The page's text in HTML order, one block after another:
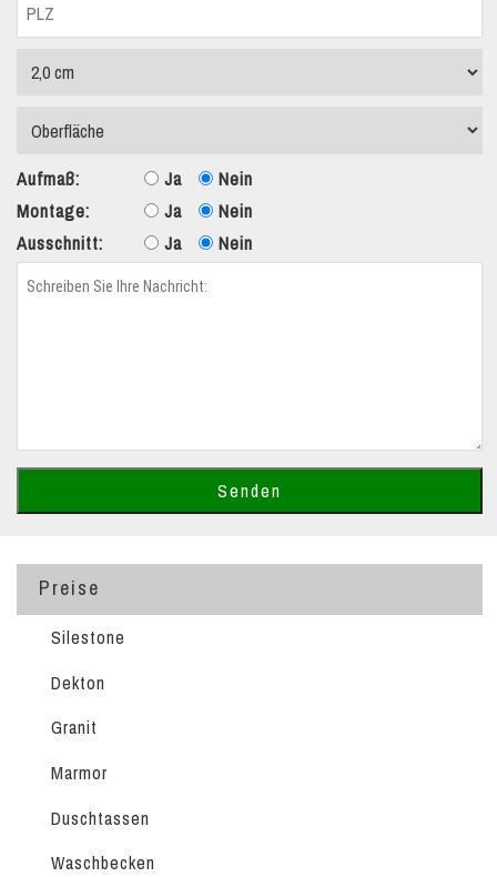
Aufmaß: Ja
Nein
Montage:
Ja
Nein
Ausschnitt:
Ja Nein
Preise
Silestone
Dekton
Granit
Marmor
Duschtassen
Waschbecken